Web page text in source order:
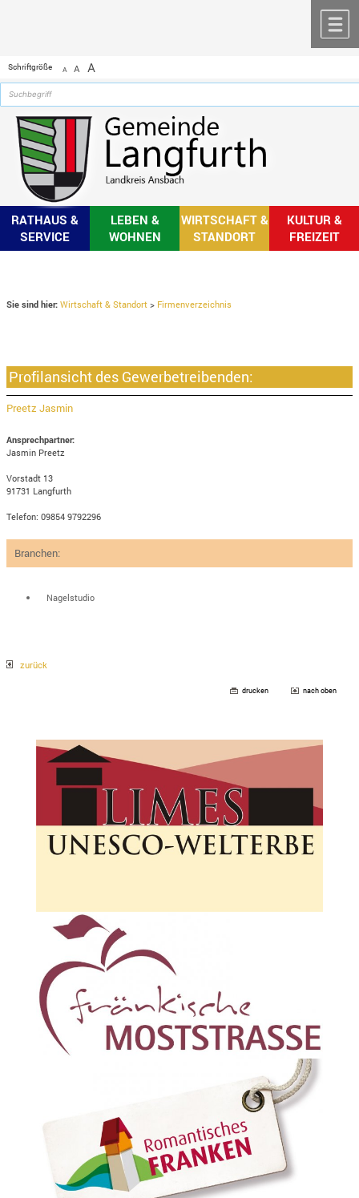
Schriftgröße A A A
RATHAUS &
SERVICE
LEBEN &
WOHNEN
WIRTSCHAFT &
STANDORT
KULTUR &
FREIZEIT
Sie sind hier: Wirtschaft & Standort > Firmenverzeichnis
Profilansicht des Gewerbetreibenden:
Preetz Jasmin
Ansprechpartner:
Jasmin Preetz
Vorstadt 13
91731 Langfurth
Telefon: 09854 9792296
Branchen:
Nagelstudio
zurück
drucken nach oben